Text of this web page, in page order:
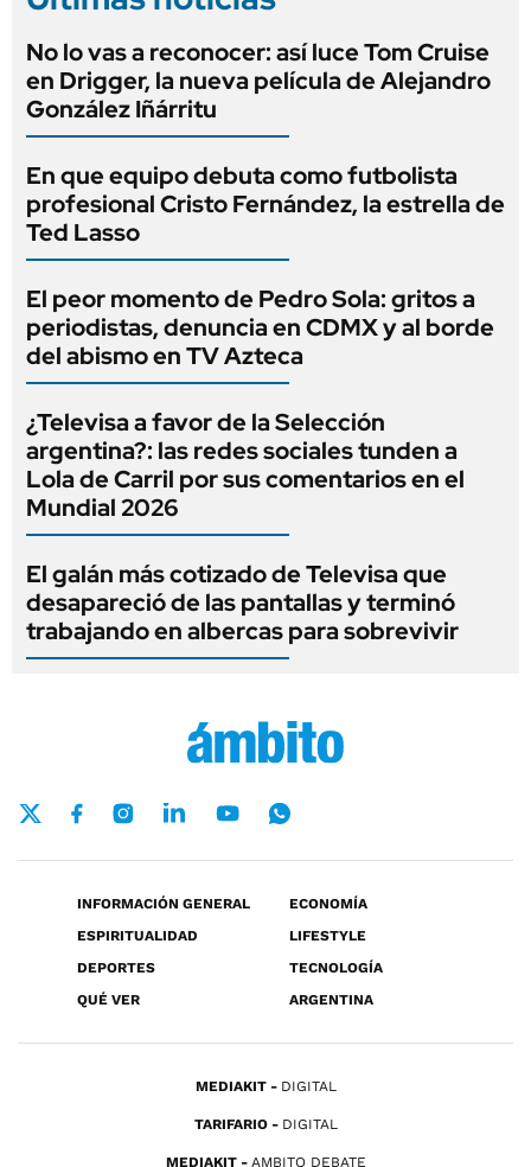
No lo vas a reconocer: así luce Tom Cruise
en Drigger, la nueva película de Alejandro
González Iñárritu
En que equipo debuta como futbolista
profesional Cristo Fernández, la estrella de
Ted Lasso
El peor momento de Pedro Sola: gritos a
periodistas, denuncia en CDMX y al borde
del abismo en TV Azteca
¿Televisa a favor de la Selección
argentina?: las redes sociales tunden a
Lola de Carril por sus comentarios en el
Mundial 2026
El galán más cotizado de Televisa que
desapareció de las pantallas y terminó
trabajando en albercas para sobrevivir
INFORMACIÓN GENERAL
ECONOMÍA
ESPIRITUALIDAD
LIFESTYLE
DEPORTES
TECNOLOGÍA
QUÉ VER
ARGENTINA
MEDIAKIT DIGITAL
TARIFARIO DIGITAL
MEDIAKIT AMBITO DEBATE